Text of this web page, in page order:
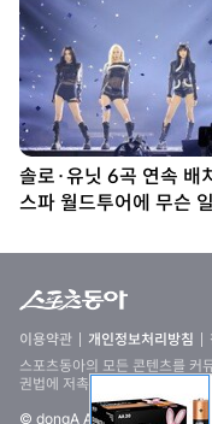
솔로·유닛 6곡 연속 배
스파 월드투어에 무슨
이용약관 개인정보처리방침
스포츠동아의 모든 콘텐츠를 커
권법에 저촉되며, 법적 제재를
© dongA All rights reserved